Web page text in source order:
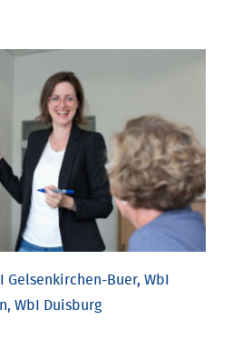
Gelsenkirchen-Buer, WbI
WbI Duisburg